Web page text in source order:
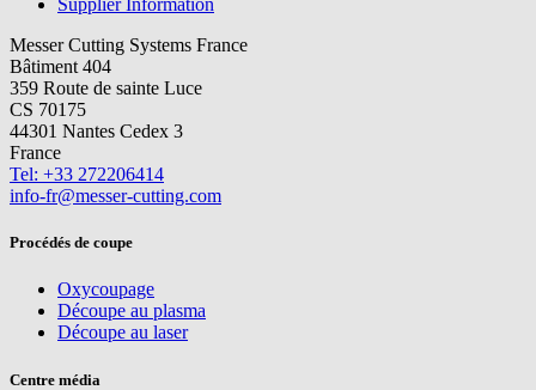
Supplier Information
Messer Cutting Systems France
Bâtiment 404
359 Route de sainte Luce
CS 70175
44301 Nantes Cedex 3
France
Tel: +33 272206414
info-fr@messer-cutting.com
Procédés de coupe
Oxycoupage
Découpe au plasma
Découpe au laser
Centre média